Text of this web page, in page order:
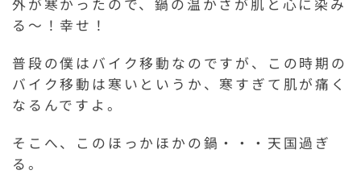
外が寒かったので、鍋の温かさが肌と心に染み
る～！幸せ！
普段の僕はバイク移動なのですが、この時期の
バイク移動は寒いというか、寒すぎて肌が痛く
なるんですよ。
そこへ、このほっかほかの鍋・・・天国過ぎ
る。